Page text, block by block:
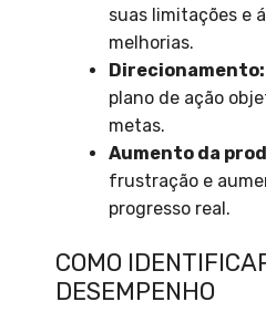
suas limitações e
melhorias.
Direcionamento:
plano de ação
metas.
Aumento da
frustração e
progresso real.
COMO
DESEMPENHO